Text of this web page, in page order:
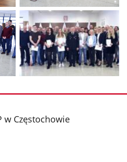
Pokaż
zdjęcie
2
z
galerii.
zdjęcie
galerii.
w Częstochowie